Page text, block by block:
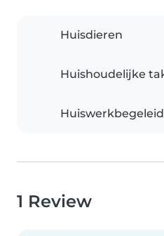
Huisdieren
Huishoudelijke
1 Review